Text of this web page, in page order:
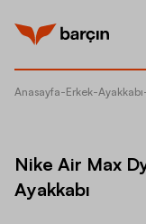
Anasayfa-Erkek-Ayakkabı
Nike Air Max
Ayakkabı